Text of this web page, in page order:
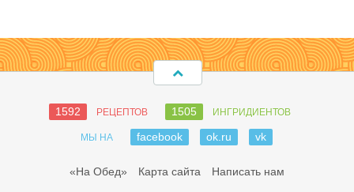
1592 РЕЦЕПТОВ 1505 ИНГРИДИЕНТОВ
МЫ НА facebook ok.ru vk
«На Обед» Карта сайта Написать нам